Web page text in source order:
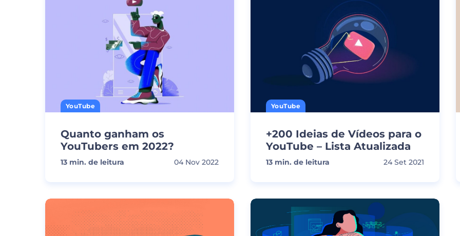
YouTube
Quanto ganham os
YouTubers em 2022?
13 min. de leitura 04 Nov 2022
YouTube
+200 Ideias de Vídeos para o
YouTube – Lista Atualizada
13 min. de leitura 24 Set 2021